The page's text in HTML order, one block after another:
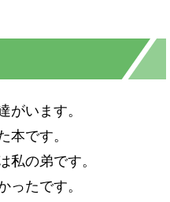
います。
です。
の弟です。
たです。